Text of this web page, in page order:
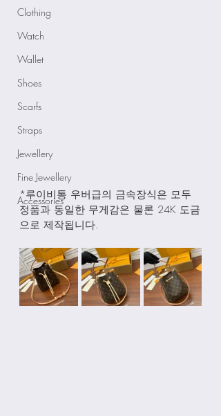
Clothing
Watch
Wallet
Shoes
Scarfs
Straps
Jewellery
Fine Jewellery
Accessories
*루이비통 우버급의 금속장식은 모두
정품과 동일한 무게감은 물론 24K 도금
으로 제작됩니다.